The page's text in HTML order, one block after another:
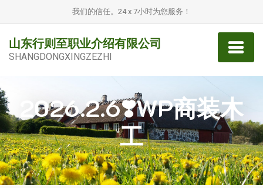
我们的信任。24 x 7小时为您服务！
山东行则至职业介绍有限公司
SHANGDONGXINGZEZHI
2026.2.6❣️WP商装木
工